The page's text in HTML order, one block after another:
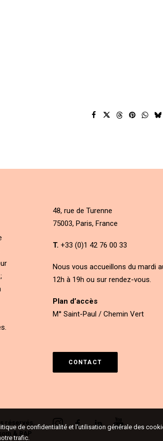
48, rue de Turenne
75003, Paris, France
T. +33 (0)1 42 76 00 33
Nous vous accueillons du mardi
12h à 19h ou sur rendez-vous.
Plan d’accès
M° Saint-Paul / Chemin Vert
CONTACT
réservés.
& RAP
de confidentialité et l'utilisation générale des
trafic.